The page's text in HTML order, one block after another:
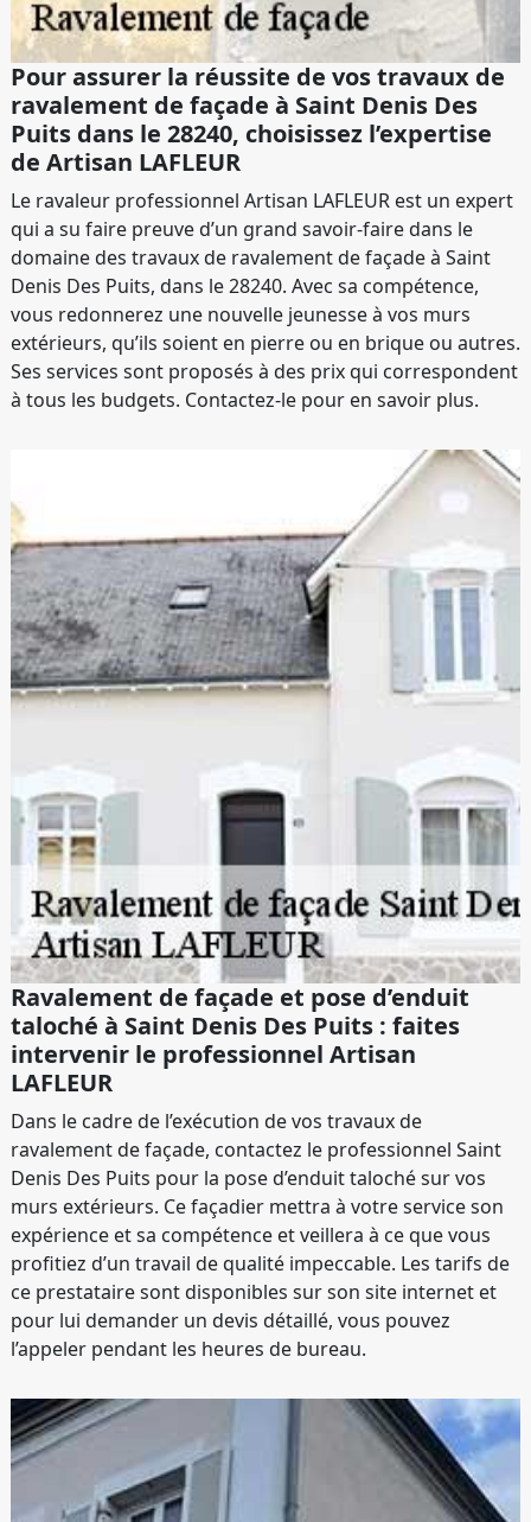
Pour assurer la réussite de vos travaux de
ravalement de façade à Saint Denis Des
Puits dans le 28240, choisissez l’expertise
de Artisan LAFLEUR
Le ravaleur professionnel Artisan LAFLEUR est un expert
qui a su faire preuve d’un grand savoir-faire dans le
domaine des travaux de ravalement de façade à Saint
Denis Des Puits, dans le 28240. Avec sa compétence,
vous redonnerez une nouvelle jeunesse à vos murs
extérieurs, qu’ils soient en pierre ou en brique ou autres.
Ses services sont proposés à des prix qui correspondent
à tous les budgets. Contactez-le pour en savoir plus.
Ravalement de façade et pose d’enduit
taloché à Saint Denis Des Puits : faites
intervenir le professionnel Artisan
LAFLEUR
Dans le cadre de l’exécution de vos travaux de
ravalement de façade, contactez le professionnel Saint
Denis Des Puits pour la pose d’enduit taloché sur vos
murs extérieurs. Ce façadier mettra à votre service son
expérience et sa compétence et veillera à ce que vous
profitiez d’un travail de qualité impeccable. Les tarifs de
ce prestataire sont disponibles sur son site internet et
pour lui demander un devis détaillé, vous pouvez
l’appeler pendant les heures de bureau.